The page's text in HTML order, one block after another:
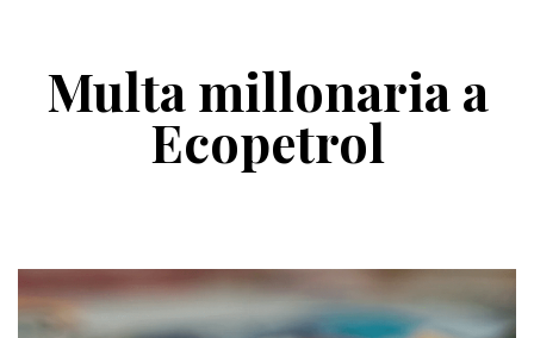
Multa millonaria a
Ecopetrol